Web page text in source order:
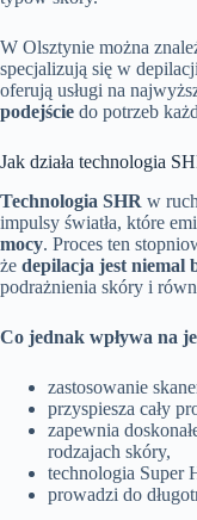
W Olsztynie można
specjalizują się w
oferują usługi na
podejście do potrzeb
Jak działa technologia
Technologia SHR w
impulsy światła, które
mocy. Proces ten
że depilacja jest niemal
podrażnienia skóry i
Co jednak wpływa na
zastosowanie
przyspiesza cały
zapewnia
rodzajach skóry,
technologia Super
prowadzi do